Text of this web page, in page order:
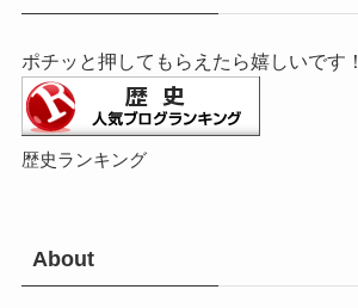
ポチッと押してもらえたら嬉しいです！
歴史ランキング
About